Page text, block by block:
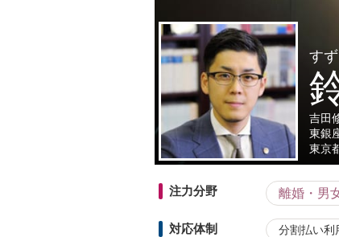
す
吉田
東銀
東京
注力分野 離婚・男
対応体制 分割払い利